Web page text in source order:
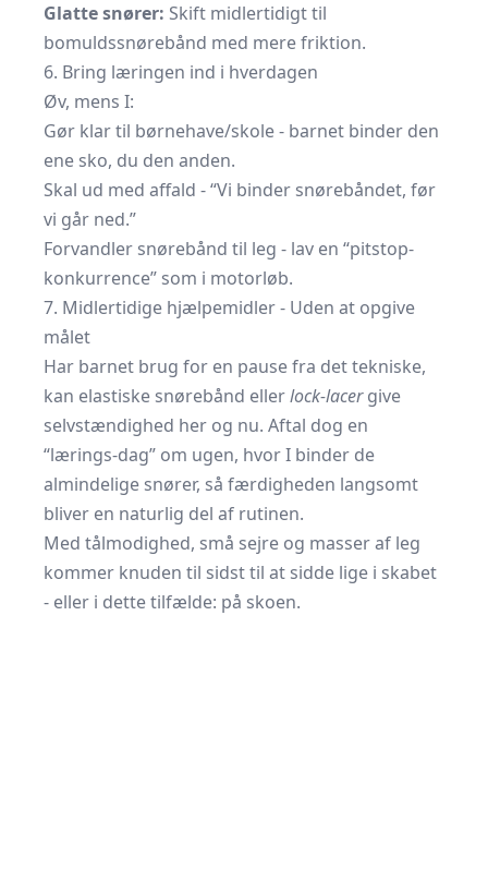
Glatte snører: Skift midlertidigt til
bomuldssnørebånd med mere friktion.
6. Bring læringen ind i hverdagen
Øv, mens I:
Gør klar til børnehave/skole - barnet binder den
ene sko, du den anden.
Skal ud med affald - “Vi binder snørebåndet, før
vi går ned.”
Forvandler snørebånd til leg - lav en “pitstop-
konkurrence” som i motorløb.
7. Midlertidige hjælpemidler - Uden at opgive
målet
Har barnet brug for en pause fra det tekniske,
kan elastiske snørebånd ellerlock-lacergive
selvstændighed her og nu. Aftal dog en
“lærings-dag” om ugen, hvor I binder de
almindelige snører, så færdigheden langsomt
bliver en naturlig del af rutinen.
Med tålmodighed, små sejre og masser af leg
kommer knuden til sidst til at sidde lige i skabet
- eller i dette tilfælde: på skoen.